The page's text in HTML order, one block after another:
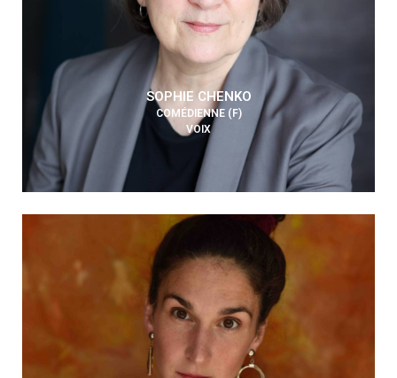
SOPHIE CHENKO
COMÉDIENNE (F)
VOIX